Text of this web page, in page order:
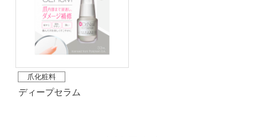
爪化粧料
ディープセラム